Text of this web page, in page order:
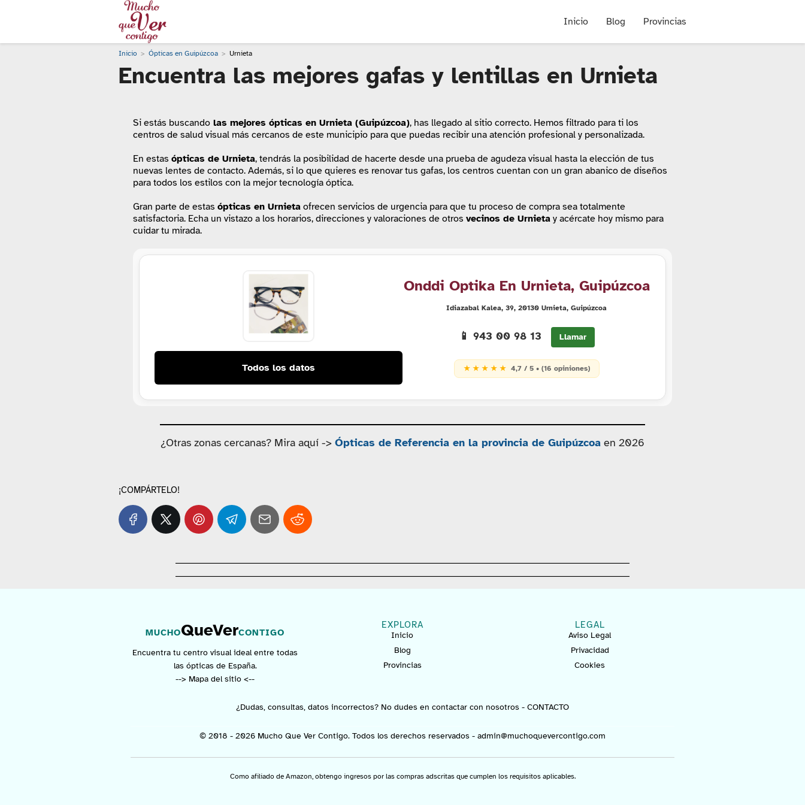
Inicio Blog Provincias
Inicio Ópticas en Guipúzcoa Urnieta
Encuentra las mejores gafas y lentillas en Urnieta
Si estás buscando las mejores ópticas en Urnieta (Guipúzcoa), has llegado al sitio correcto. Hemos filtrado para ti los
centros de salud visual más cercanos de este municipio para que puedas recibir una atención profesional y personalizada.
En estas ópticas de Urnieta, tendrás la posibilidad de hacerte desde una prueba de agudeza visual hasta la elección de tus
nuevas lentes de contacto. Además, si lo que quieres es renovar tus gafas, los centros cuentan con un gran abanico de diseños
para todos los estilos con la mejor tecnología óptica.
Gran parte de estas ópticas en Urnieta ofrecen servicios de urgencia para que tu proceso de compra sea totalmente
satisfactoria. Echa un vistazo a los horarios, direcciones y valoraciones de otros vecinos de Urnieta y acércate hoy mismo para
cuidar tu mirada.
Todos los datos
Onddi Optika En Urnieta, Guipúzcoa
Idiazabal Kalea, 39, 20130 Urnieta, Guipúzcoa
📱 943 00 98 13 Llamar
★ ★ ★ ★ ★ 4,7 / 5 • (16 opiniones)
¿Otras zonas cercanas? Mira aquí -> Ópticas de Referencia en la provincia de Guipúzcoa en 2026
¡COMPÁRTELO!
MUCHOQueVerCONTIGO
Encuentra tu centro visual ideal entre todas
las ópticas de España.
--> Mapa del sitio <--
EXPLORA
Inicio
Blog
Provincias
LEGAL
Aviso Legal
Privacidad
Cookies
¿Dudas, consultas, datos incorrectos? No dudes en contactar con nosotros - CONTACTO
© 2018 - 2026 Mucho Que Ver Contigo. Todos los derechos reservados - admin@muchoquevercontigo.com
Como afiliado de Amazon, obtengo ingresos por las compras adscritas que cumplen los requisitos aplicables.